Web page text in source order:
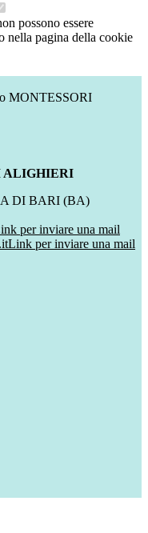
possono essere
nella pagina della cookie
MONTESSORI
ALIGHIERI
DI BARI (BA)
per inviare una mail
Link per inviare una mail